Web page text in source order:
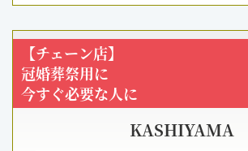
【チェーン店】
冠婚葬祭用に
今すぐ必要な人に
KASHIYAMA